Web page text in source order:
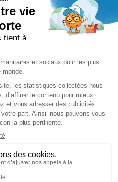
Contact Presse
Communiqués de Presse
Actualités Presse